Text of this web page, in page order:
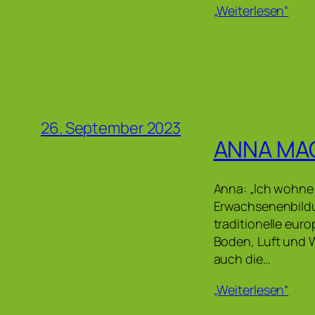
„Weiterlesen“
26. September 2023
ANNA
Anna: „Ich
traditionelle
Boden, Luft und
auch die…
„Weiterlesen“